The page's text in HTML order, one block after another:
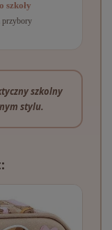
szkoły
przybory
szkolny
stylu.